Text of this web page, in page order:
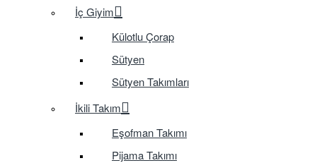
İç Giyim
Külotlu Çorap
Sütyen
Sütyen Takımları
İkili Takım
Eşofman Takımı
Pijama Takımı